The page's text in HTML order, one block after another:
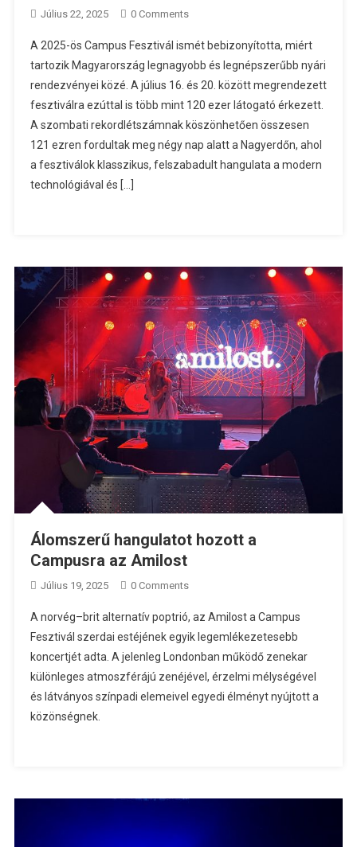
Július 22, 2025 0 Comments
A 2025-ös Campus Fesztivál ismét bebizonyította, miért
tartozik Magyarország legnagyobb és legnépszerűbb nyári
rendezvényei közé. A július 16. és 20. között megrendezett
fesztiválra ezúttal is több mint 120 ezer látogató érkezett.
A szombati rekordlétszámnak köszönhetően összesen
121 ezren fordultak meg négy nap alatt a Nagyerdőn, ahol
a fesztiválok klasszikus, felszabadult hangulata a modern
technológiával és […]
Álomszerű hangulatot hozott a
Campusra az Amilost
Július 19, 2025 0 Comments
A norvég–brit alternatív poptrió, az Amilost a Campus
Fesztivál szerdai estéjének egyik legemlékezetesebb
koncertjét adta. A jelenleg Londonban működő zenekar
különleges atmoszférájú zenéjével, érzelmi mélységével
és látványos színpadi elemeivel egyedi élményt nyújtott a
közönségnek.